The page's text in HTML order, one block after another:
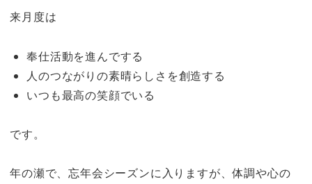
来月度は
奉仕活動を進んでする
人のつながりの素晴らしさを創造する
いつも最高の笑顔でいる
です。
年の瀬で、忘年会シーズンに入りますが、体調や心の